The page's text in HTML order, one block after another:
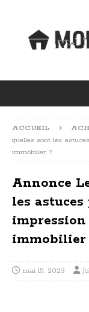
ACCUEIL
quelles sont les
immobilier ?
Annonce
les
immobilier
mai 15, 2023